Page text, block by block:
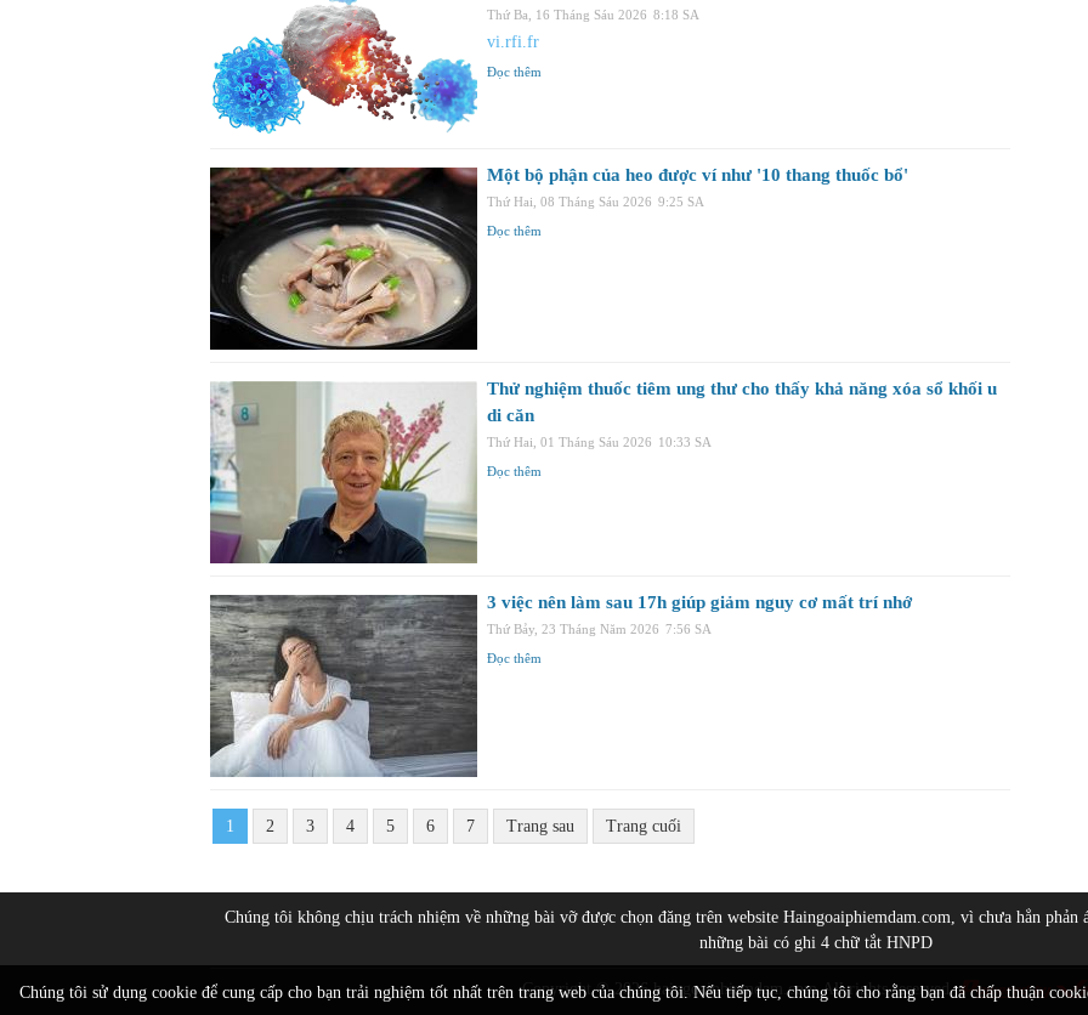
Thứ Ba, 16 Tháng Sáu 2026 8:18 SA
vi.rfi.fr
Đọc thêm
Một bộ phận của heo được ví như '10 thang thuốc bổ'
Thứ Hai, 08 Tháng Sáu 2026 9:25 SA
Đọc thêm
Thử nghiệm thuốc tiêm ung thư cho thấy khả năng xóa sổ khối u
di căn
Thứ Hai, 01 Tháng Sáu 2026 10:33 SA
Đọc thêm
3 việc nên làm sau 17h giúp giảm nguy cơ mất trí nhớ
Thứ Bảy, 23 Tháng Năm 2026 7:56 SA
Đọc thêm
1 2 3 4 5 6 7 Trang sau Trang cuối
Chúng tôi không chịu trách nhiệm về những bài vỡ được chọn đăng trên website Haingoaiphiemdam.com, vì chưa hẳn
những bài có ghi 4 chữ tắt HNPD
Copyright © 2026haingoaiphiemdam.comAll rights reserved
Chúng tôi sử dụng cookie để cung cấp cho bạn trải nghiệm tốt nhất trên trang web của chúng tôi. Nếu tiếp tục, chúng tôi cho rằng bạn đã chấp thuận